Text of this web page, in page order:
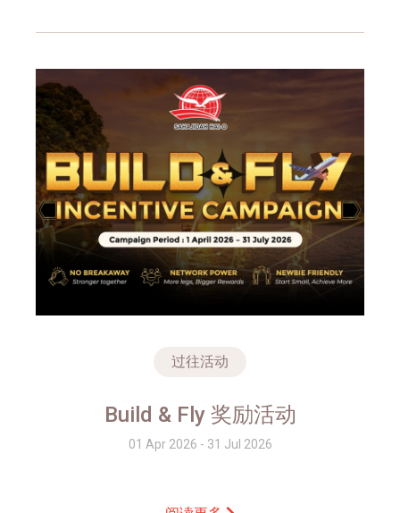
过往活动
Build & Fly 奖励活动
01 Apr 2026 - 31 Jul 2026